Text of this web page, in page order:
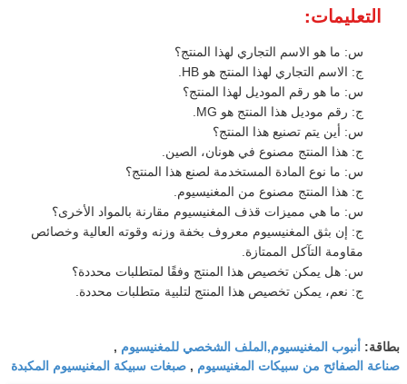
التعليمات:
س: ما هو الاسم التجاري لهذا المنتج؟
ج: الاسم التجاري لهذا المنتج هو HB.
س: ما هو رقم الموديل لهذا المنتج؟
ج: رقم موديل هذا المنتج هو MG.
س: أين يتم تصنيع هذا المنتج؟
ج: هذا المنتج مصنوع في هونان، الصين.
س: ما نوع المادة المستخدمة لصنع هذا المنتج؟
ج: هذا المنتج مصنوع من المغنيسيوم.
س: ما هي مميزات قذف المغنيسيوم مقارنة بالمواد الأخرى؟
ج: إن بثق المغنيسيوم معروف بخفة وزنه وقوته العالية وخصائص
مقاومة التآكل الممتازة.
س: هل يمكن تخصيص هذا المنتج وفقًا لمتطلبات محددة؟
ج: نعم، يمكن تخصيص هذا المنتج لتلبية متطلبات محددة.
بطاقة: أنبوب المغنيسيوم,الملف الشخصي للمغنيسيوم ,
صناعة الصفائح من سبيكات المغنيسيوم , صبغات سبيكة المغنيسيوم المكبدة